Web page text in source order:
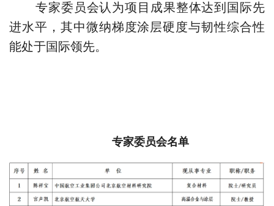
专家委员会认为项目成果整体达到国际先
进水平，其中微纳梯度涂层硬度与韧性综合性
能处于国际领先。
专家委员会名单